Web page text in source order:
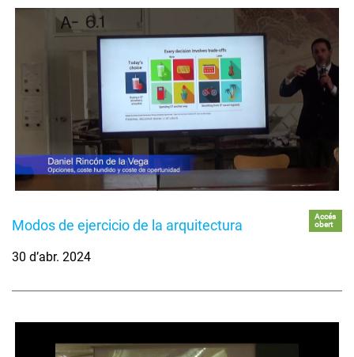
Modos de ejercicio de la arquitectura
Accés
obert
30 d’abr. 2024